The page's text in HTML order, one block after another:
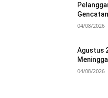
04/08/2026
Agustus
04/08/2026